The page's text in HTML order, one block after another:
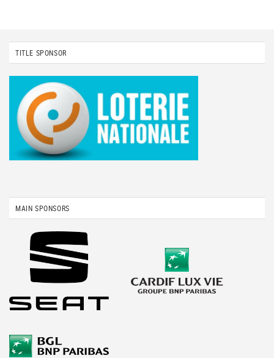
TITLE SPONSOR
MAIN SPONSORS